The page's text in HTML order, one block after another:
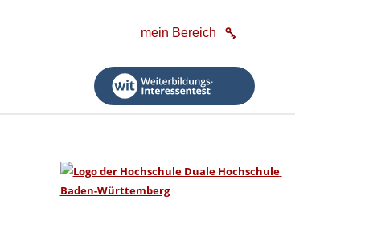
mein Bereich